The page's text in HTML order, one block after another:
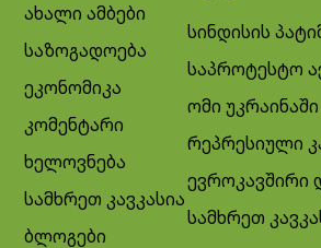
ახალი ამბები
საზოგადოება
ეკონომიკა
კომენტარი
ხელოვნება
სამხრეთ კავკასია
ბლოგები
სინდისის
საპროტესტო
ომი უკრაინაში
რეპრესიული
ევროკავშირი
სამხრეთ